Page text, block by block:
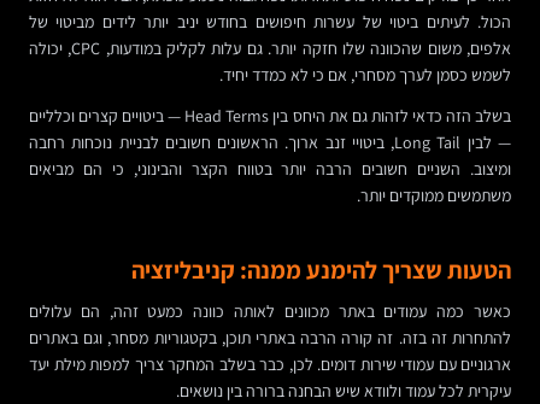
הכול. לעיתים ביטוי של עשרות חיפושים בחודש יניב יותר לידים מביטוי של
אלפים, משום שהכוונה שלו חזקה יותר. גם עלות לקליק במודעות, CPC, יכולה
לשמש כסמן לערך מסחרי, אם כי לא כמדד יחיד.
בשלב הזה כדאי לזהות גם את היחס בין Head Terms — ביטויים קצרים וכלליים
— לבין Long Tail, ביטויי זנב ארוך. הראשונים חשובים לבניית נוכחות רחבה
ומיצוב. השניים חשובים הרבה יותר בטווח הקצר והבינוני, כי הם מביאים
משתמשים ממוקדים יותר.
הטעות שצריך להימנע ממנה: קניבליזציה
כאשר כמה עמודים באתר מכוונים לאותה כוונה כמעט זהה, הם עלולים
להתחרות זה בזה. זה קורה הרבה באתרי תוכן, בקטגוריות מסחר, וגם באתרים
ארגוניים עם עמודי שירות דומים. לכן, כבר בשלב המחקר צריך למפות מילת יעד
עיקרית לכל עמוד ולוודא שיש הבחנה ברורה בין נושאים.